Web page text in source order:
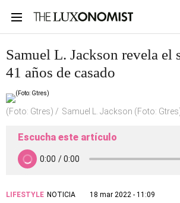
Samuel L. Jackson revela el
41 años de casado
(Foto: Gtres) Samuel L. Jackson (Foto:
Escucha este artículo
LIFESTYLE NOTICIA
18 mar 2022 - 11:09